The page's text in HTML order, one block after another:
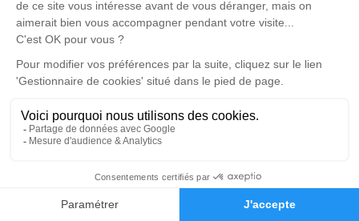
Faire-part Hommages
Si vous désirez envoyer des fleurs, merci de les faire
parvenir à la Chambre Funéraire des Coll'in à Heyrieux
avant lundi 29 avril midi.
Avec amour et reconnaissance,
Ses enfants Jean-Louis, Sylvie et Dragana
Un service de plantation d’arbre hommage est
Je rends hommage